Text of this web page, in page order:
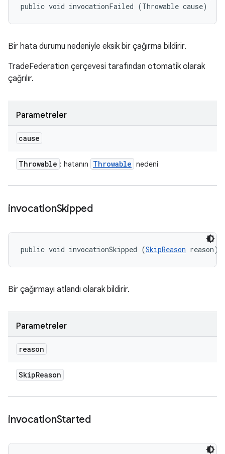
public void invocationFailed (Throwable cause)
Bir hata durumu nedeniyle eksik bir çağırma bildirir.
TradeFederation çerçevesi tarafından otomatik olarak
çağrılır.
Parametreler
cause
Throwable : hatanın Throwable nedeni
invocationSkipped
public void invocationSkipped (SkipReason reason)
Bir çağırmayı atlandı olarak bildirir.
Parametreler
reason
SkipReason
invocationStarted